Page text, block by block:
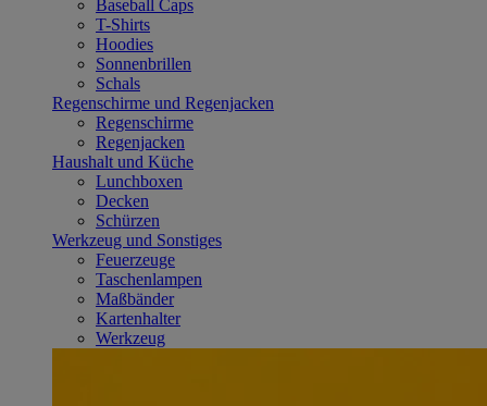
Baseball Caps
T-Shirts
Hoodies
Sonnenbrillen
Schals
Regenschirme und Regenjacken
Regenschirme
Regenjacken
Haushalt und Küche
Lunchboxen
Decken
Schürzen
Werkzeug und Sonstiges
Feuerzeuge
Taschenlampen
Maßbänder
Kartenhalter
Werkzeug